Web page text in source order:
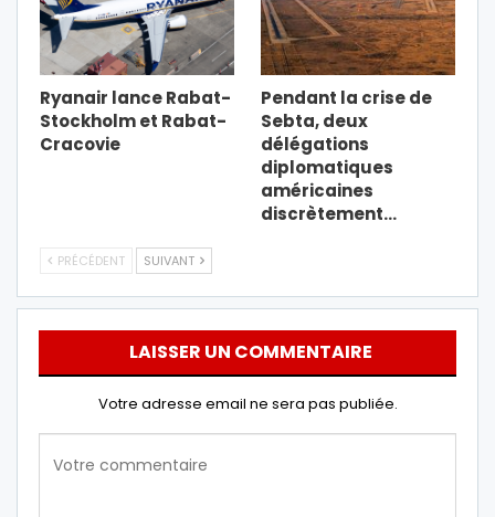
Ryanair lance Rabat-
Stockholm et Rabat-
Cracovie
Pendant la crise de
Sebta, deux
délégations
diplomatiques
américaines
discrètement…
PRÉCÉDENT SUIVANT
LAISSER UN COMMENTAIRE
Votre adresse email ne sera pas publiée.